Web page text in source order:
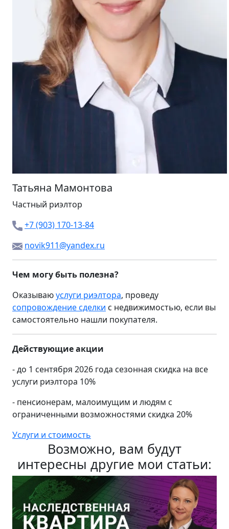
Татьяна Мамонтова
Частный риэлтор
+7 (903) 170-13-84
novik911@yandex.ru
Чем могу быть полезна?
Оказываюуслуги риэлтора, проведу
сопровождение сделки с недвижимостью, если вы
самостоятельно нашли покупателя.
Действующие акции
- до 1 сентября 2026 года сезонная скидка на все
услуги риэлтора 10%
- пенсионерам, малоимущим и людям с
ограниченными возможностями скидка 20%
Услуги и стоимость
Возможно, вам будут
интересны другие мои статьи: